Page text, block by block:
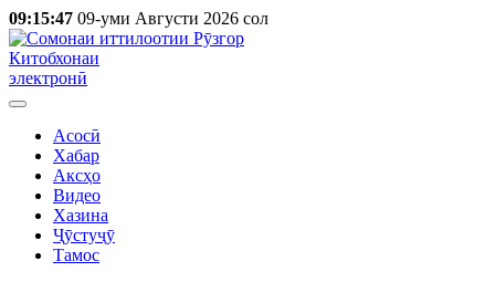
09:15:47 09-уми Августи 2026 сол
Китобхонаи
электронӣ
Асосӣ
Хабар
Аксҳо
Видео
Хазина
Ҷӯстуҷӯ
Тамос